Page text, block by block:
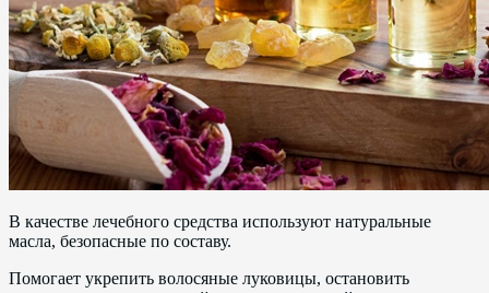
В качестве лечебного средства используют натуральные
масла, безопасные по составу.
Помогает укрепить волосяные луковицы, остановить